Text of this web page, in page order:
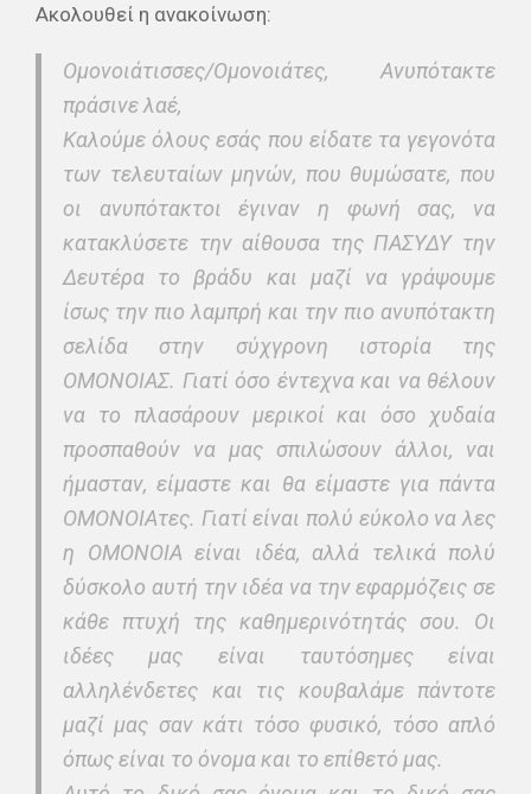
Ακολουθεί η ανακοίνωση:
Ομονοιάτισσες/Ομονοιάτες, Ανυπότακτε
πράσινε λαέ,
Καλούμε όλους εσάς που είδατε τα γεγονότα
των τελευταίων μηνών, που θυμώσατε, που
οι ανυπότακτοι έγιναν η φωνή σας, να
κατακλύσετε την αίθουσα της ΠΑΣΥΔΥ την
Δευτέρα το βράδυ και μαζί να γράψουμε
ίσως την πιο λαμπρή και την πιο ανυπότακτη
σελίδα στην σύχγρονη ιστορία της
ΟΜΟΝΟΙΑΣ. Γιατί όσο έντεχνα και να θέλουν
να το πλασάρουν μερικοί και όσο χυδαία
προσπαθούν να μας σπιλώσουν άλλοι, ναι
ήμασταν, είμαστε και θα είμαστε για πάντα
ΟΜΟΝΟΙΑτες. Γιατί είναι πολύ εύκολο να λες
η ΟΜΟΝΟΙΑ είναι ιδέα, αλλά τελικά πολύ
δύσκολο αυτή την ιδέα να την εφαρμόζεις σε
κάθε πτυχή της καθημερινότητάς σου. Οι
ιδέες μας είναι ταυτόσημες είναι
αλληλένδετες και τις κουβαλάμε πάντοτε
μαζί μας σαν κάτι τόσο φυσικό, τόσο απλό
όπως είναι το όνομα και το επίθετό μας.